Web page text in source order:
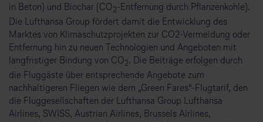
in Beton) und Biochar (CO2-Entfernung durch Pflanzenkohle).
Die Lufthansa Group fördert damit die Entwicklung des
Marktes von Klimaschutzprojekten zur CO2-Vermeidung oder
Entfernung hin zu neuen Technologien und Angeboten mit
langfristiger Bindung von CO2. Die Beiträge erfolgen durch
die Fluggäste über entsprechende Angebote zum
nachhaltigeren Fliegen wie dem „Green Fares“-Flugtarif, den
die Fluggesellschaften der Lufthansa Group Lufthansa
Airlines, SWISS, Austrian Airlines, Brussels Airlines,